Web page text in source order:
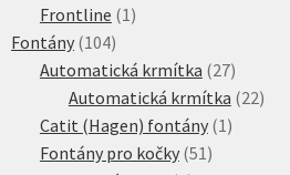
Frontline 1 1
Fontány 104104
produktů
Automatická krmítka 2727
produktů
Automatická krmítka 2222
Catit (Hagen) fontány 1 1
Fontány pro kočky 51 51